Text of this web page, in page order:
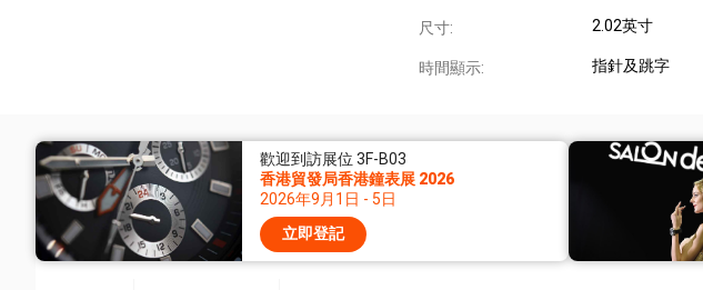
尺寸: 2.02英寸
時間顯示: 指針及跳字
歡迎到訪展位 3F-B03
香港貿發局香港鐘表展 2026
2026年9月1日 - 5日
立即登記